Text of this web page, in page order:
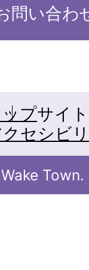
問い合わ
プサイ
セシビ
Town.